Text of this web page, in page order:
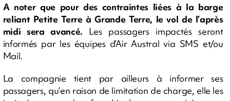
A noter que pour des contraintes liées à la barge
reliant Petite Terre à Grande Terre, le vol de l’après
midi sera avancé. Les passagers impactés seront
informés par les équipes d’Air Austral via SMS et/ou
Mail.
La compagnie tient par ailleurs à informer ses
passagers, qu’en raison de limitation de charge, elle les